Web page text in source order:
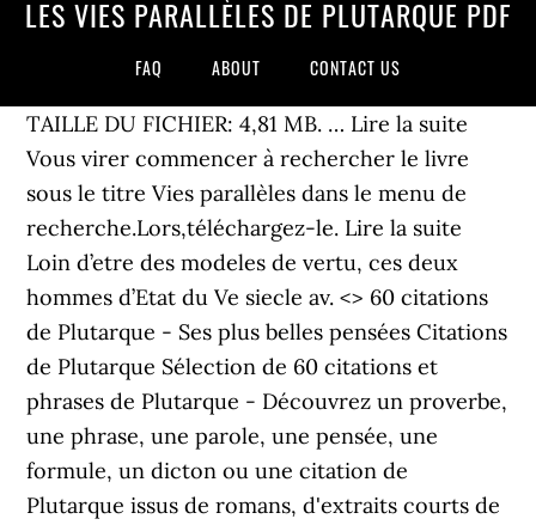
LES VIES PARALLÈLES DE PLUTARQUE PDF
FAQ ABOUT CONTACT US
TAILLE DU FICHIER: 4,81 MB. … Lire la suite
Vous virer commencer à rechercher le livre
sous le titre Vies parallèles dans le menu de
recherche.Lors,téléchargez-le. Lire la suite
Loin d’etre des modeles de vertu, ces deux
hommes d’Etat du Ve siecle av. <> 60 citations
de Plutarque - Ses plus belles pensées Citations
de Plutarque Sélection de 60 citations et
phrases de Plutarque - Découvrez un proverbe,
une phrase, une parole, une pensée, une
formule, un dicton ou une citation de
Plutarque issus de romans, d'extraits courts de